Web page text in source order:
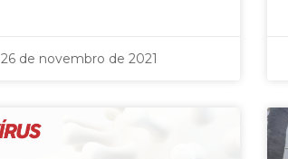
26 de novembro de 2021